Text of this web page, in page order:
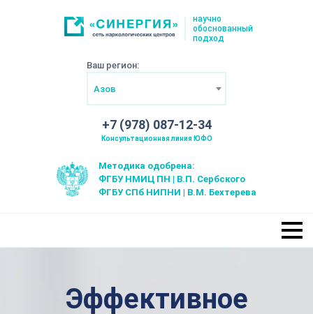
научно
обоснованный
подход
Ваш регион:
Азов
+7 (978) 087-12-34
Консультационная линия ЮФО
Методика одобрена:
ФГБУ НМИЦ ПН | В.П. Сербского
ФГБУ СПб НИПНИ | В.М. Бехтерева
Эффективное